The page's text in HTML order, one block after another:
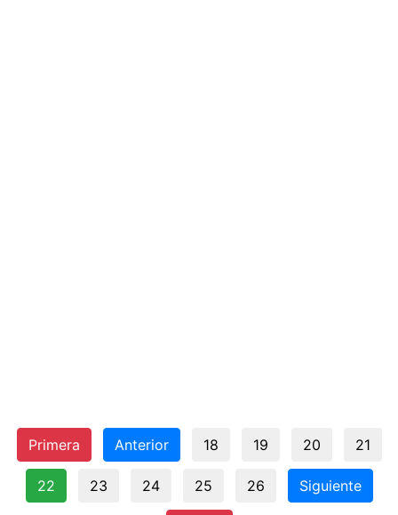
Primera Anterior 18 19 20 21
22 23 24 25 26 Siguiente